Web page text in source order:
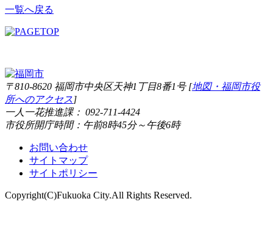
一覧へ戻る
〒810-8620 福岡市中央区天神1丁目8番1号 [地図・福岡市役
所へのアクセス]
一人一花推進課： 092-711-4424
市役所開庁時間：午前8時45分～午後6時
お問い合わせ
サイトマップ
サイトポリシー
Copyright(C)Fukuoka City.All Rights Reserved.